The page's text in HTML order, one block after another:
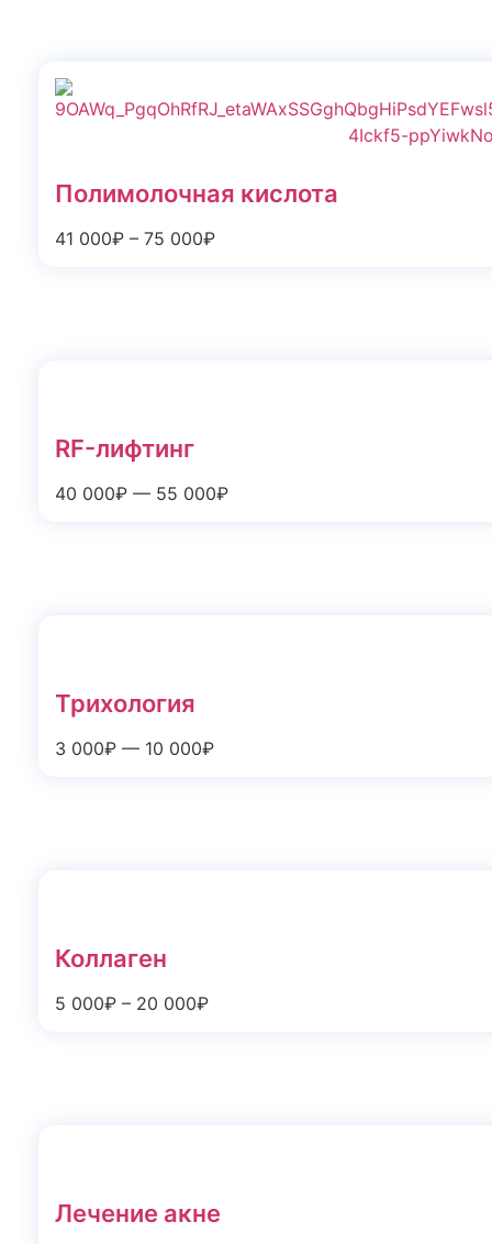
Полимолочная кислота
41 000₽ – 75 000₽
RF-лифтинг
40 000₽ — 55 000₽
Трихология
3 000₽ — 10 000₽
Коллаген
5 000₽ – 20 000₽
Лечение акне